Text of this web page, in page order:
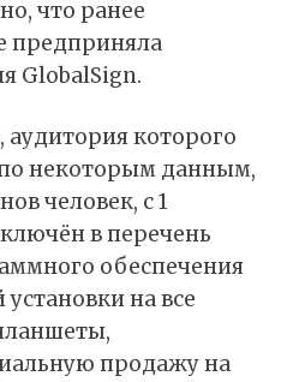
что ранее
предприняла
GlobalSign.
которого
некоторым данным,
человек, с 1
в перечень
обеспечения
на все
продажу на